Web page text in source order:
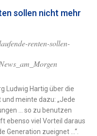
sollen nicht mehr
renten-sollen-
Ludwig Hartig über die
meinte dazu: „Jede
… so zu benutzen
ebenso viel Vorteil daraus
Generation zueignet …“.